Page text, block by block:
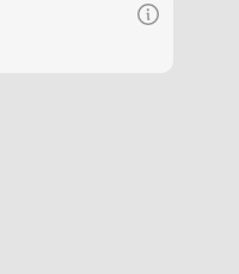
Узнать